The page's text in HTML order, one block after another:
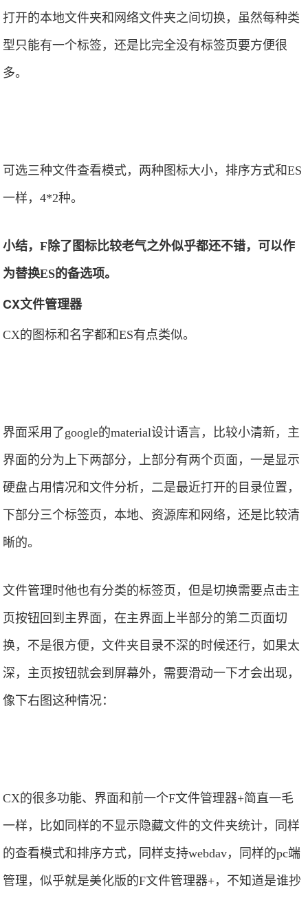
打开的本地文件夹和网络文件夹之间切换，虽然每种类
型只能有一个标签，还是比完全没有标签页要方便很
多。
可选三种文件查看模式，两种图标大小，排序方式和ES
一样，4*2种。
小结，F除了图标比较老气之外似乎都还不错，可以作
为替换ES的备选项。
CX文件管理器
CX的图标和名字都和ES有点类似。
界面采用了google的material设计语言，比较小清新，主
界面的分为上下两部分，上部分有两个页面，一是显示
硬盘占用情况和文件分析，二是最近打开的目录位置，
下部分三个标签页，本地、资源库和网络，还是比较清
晰的。
文件管理时他也有分类的标签页，但是切换需要点击主
页按钮回到主界面，在主界面上半部分的第二页面切
换，不是很方便，文件夹目录不深的时候还行，如果太
深，主页按钮就会到屏幕外，需要滑动一下才会出现，
像下右图这种情况：
CX的很多功能、界面和前一个F文件管理器+简直一毛
一样，比如同样的不显示隐藏文件的文件夹统计，同样
的查看模式和排序方式，同样支持webdav，同样的pc端
管理，似乎就是美化版的F文件管理器+，不知道是谁抄